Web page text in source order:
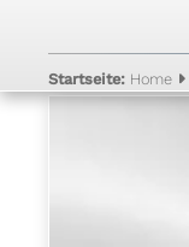
Startseite: Home